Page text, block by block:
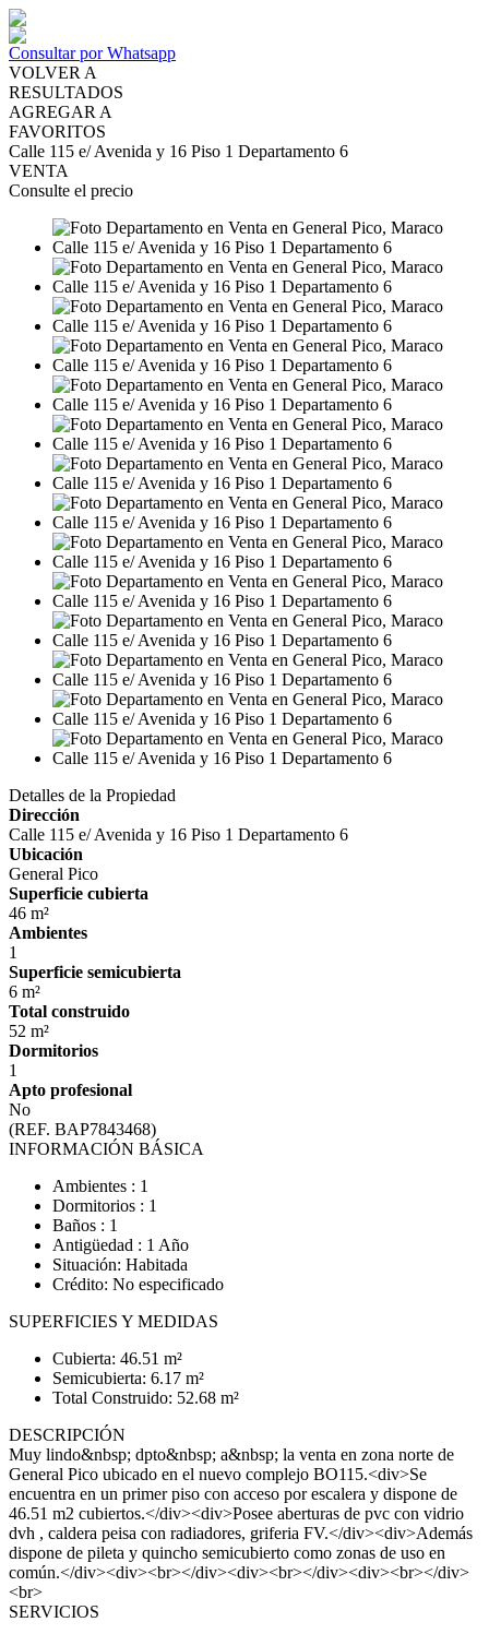
Consultar por Whatsapp
VOLVER A
RESULTADOS
AGREGAR A
FAVORITOS
Calle 115 e/ Avenida y 16 Piso 1 Departamento 6
VENTA
Consulte el precio
Detalles de la Propiedad
Dirección
Calle 115 e/ Avenida y 16 Piso 1 Departamento 6
Ubicación
General Pico
Superficie cubierta
46 m²
Ambientes
1
Superficie semicubierta
6 m²
Total construido
52 m²
Dormitorios
1
Apto profesional
No
(REF. BAP7843468)
INFORMACIÓN BÁSICA
Ambientes : 1
Dormitorios : 1
Baños : 1
Antigüedad : 1 Año
Situación: Habitada
Crédito: No especificado
SUPERFICIES Y MEDIDAS
Cubierta: 46.51 m²
Semicubierta: 6.17 m²
Total Construido: 52.68 m²
DESCRIPCIÓN
Muy lindo&nbsp; dpto&nbsp; a&nbsp; la venta en zona norte de
General Pico ubicado en el nuevo complejo BO115.<div>Se
encuentra en un primer piso con acceso por escalera y dispone de
46.51 m2 cubiertos.</div><div>Posee aberturas de pvc con vidrio
dvh , caldera peisa con radiadores, griferia FV.</div><div>Además
dispone de pileta y quincho semicubierto como zonas de uso en
común.</div><div><br></div><div><br></div><div><br></div>
<br>
SERVICIOS